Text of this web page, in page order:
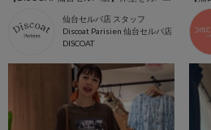
仙台セルバ店 スタッフ
Discoat Parisien 仙台セルバ店
DISCOAT